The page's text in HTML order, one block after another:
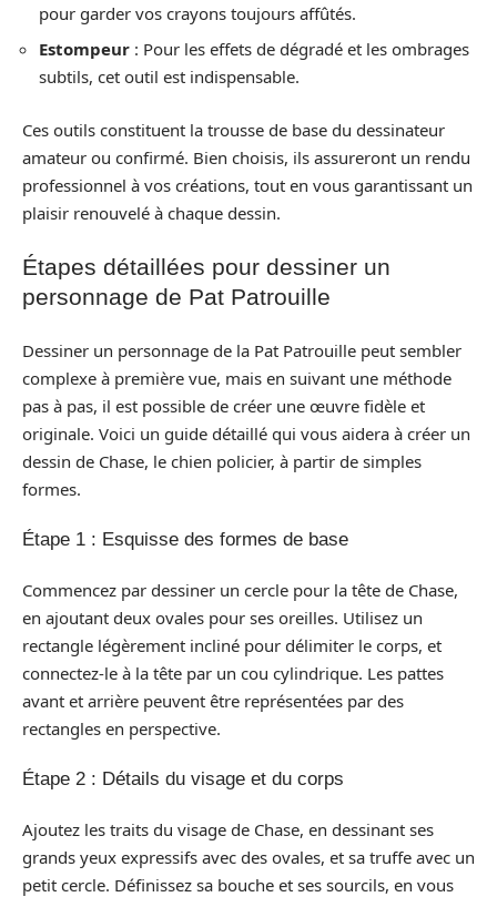
pour garder vos crayons toujours affûtés.
Estompeur : Pour les effets de dégradé et les ombrages
subtils, cet outil est indispensable.
Ces outils constituent la trousse de base du dessinateur
amateur ou confirmé. Bien choisis, ils assureront un rendu
professionnel à vos créations, tout en vous garantissant un
plaisir renouvelé à chaque dessin.
Étapes détaillées pour dessiner un
personnage de Pat Patrouille
Dessiner un personnage de la Pat Patrouille peut sembler
complexe à première vue, mais en suivant une méthode
pas à pas, il est possible de créer une œuvre fidèle et
originale. Voici un guide détaillé qui vous aidera à créer un
dessin de Chase, le chien policier, à partir de simples
formes.
Étape 1 : Esquisse des formes de base
Commencez par dessiner un cercle pour la tête de Chase,
en ajoutant deux ovales pour ses oreilles. Utilisez un
rectangle légèrement incliné pour délimiter le corps, et
connectez-le à la tête par un cou cylindrique. Les pattes
avant et arrière peuvent être représentées par des
rectangles en perspective.
Étape 2 : Détails du visage et du corps
Ajoutez les traits du visage de Chase, en dessinant ses
grands yeux expressifs avec des ovales, et sa truffe avec un
petit cercle. Définissez sa bouche et ses sourcils, en vous